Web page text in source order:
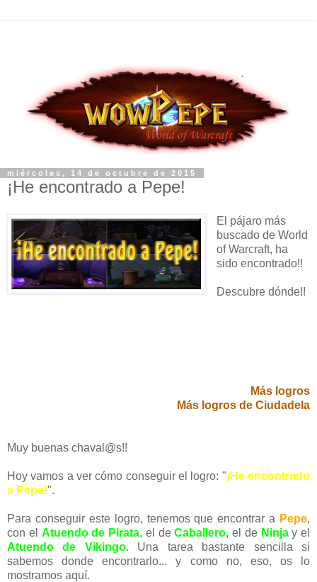
miércoles, 14 de octubre de 2015
¡He encontrado a Pepe!
El pájaro más
buscado de World
of Warcraft, ha
sido encontrado!!
Descubre dónde!!
Más logros
Más logros de Ciudadela
Muy buenas chaval@s!!
Hoy vamos a ver cómo conseguir el logro: "¡He encontrado
a Pepe!".
Para conseguir este logro, tenemos que encontrar a Pepe,
con el Atuendo de Pirata, el deCaballero, el de Ninjay el
Atuendo de Vikingo. Una tarea bastante sencilla si
sabemos donde encontrarlo... y como no, eso, os lo
mostramos aquí.